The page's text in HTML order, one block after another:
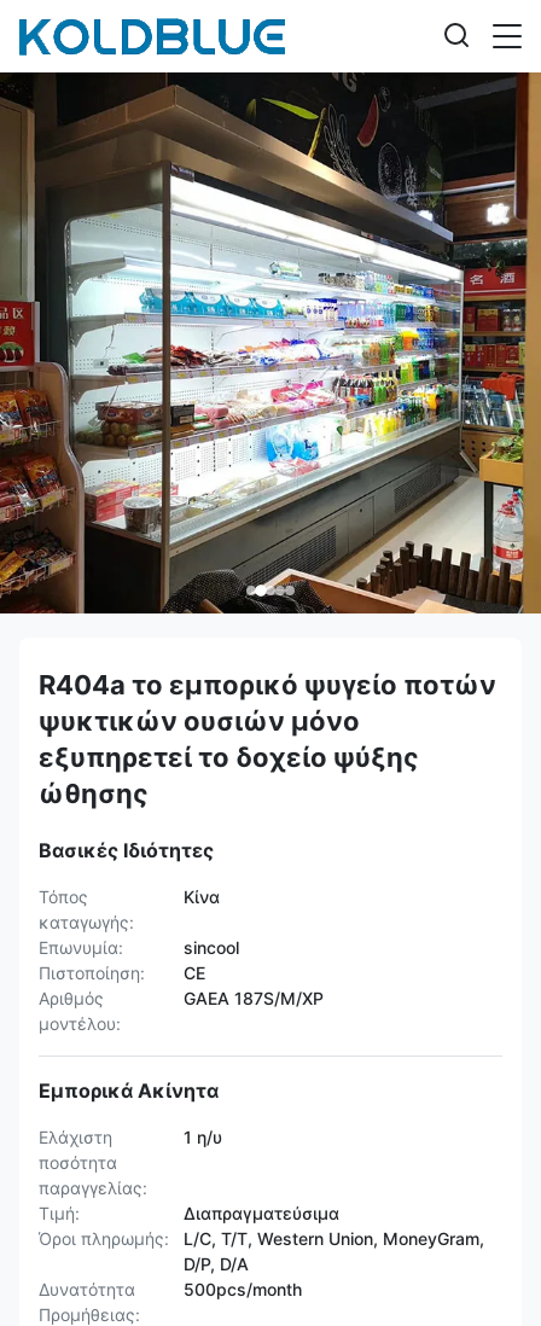
R404a το εμπορικό ψυγείο ποτών
ψυκτικών ουσιών μόνο
εξυπηρετεί το δοχείο ψύξης
ώθησης
Βασικές Ιδιότητες
Τόπος
καταγωγής:
Κίνα
Επωνυμία:
sincool
Πιστοποίηση:
CE
Αριθμός
μοντέλου:
GAEA 187S/M/XP
Εμπορικά Ακίνητα
Ελάχιστη
ποσότητα
παραγγελίας:
1 η/υ
Τιμή:
Διαπραγματεύσιμα
Όροι πληρωμής:
L/C, T/T, Western Union, MoneyGram,
D/P, D/A
Δυνατότητα
Προμήθειας:
500pcs/month